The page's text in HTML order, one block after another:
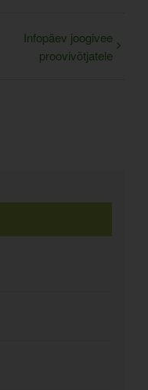
Infopäev joogivee
proovivõtjatele